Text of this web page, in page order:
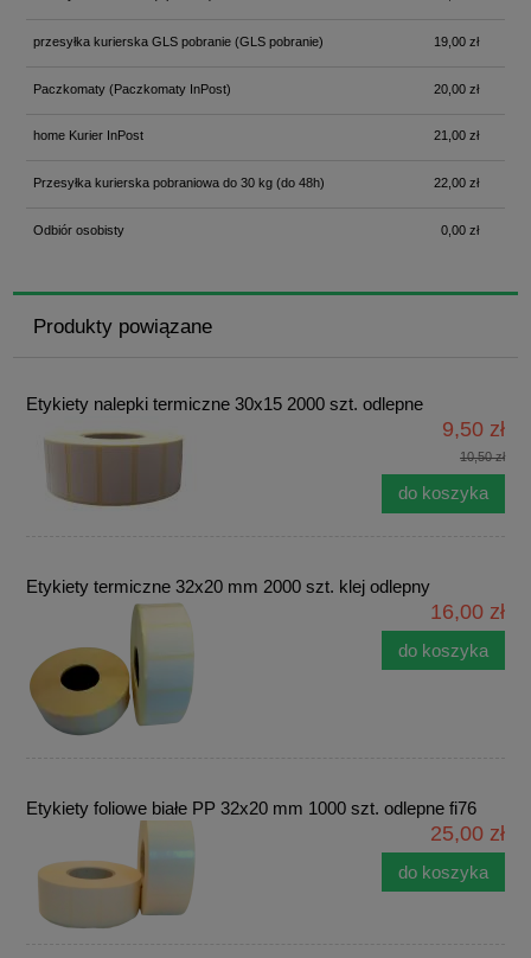
przesyłka kurierska GLS pobranie(GLS pobranie) 19,00 zł
Paczkomaty(Paczkomaty InPost) 20,00 zł
home Kurier InPost 21,00 zł
Przesyłka kurierska pobraniowa do 30 kg(do 48h) 22,00 zł
Odbiór osobisty 0,00 zł
Produkty powiązane
Etykiety nalepki termiczne 30x15 2000 szt. odlepne
9,50 zł
10,50 zł
do koszyka
Etykiety termiczne 32x20 mm 2000 szt. klej odlepny
16,00 zł
do koszyka
Etykiety foliowe białe PP 32x20 mm 1000 szt. odlepne fi76
25,00 zł
do koszyka